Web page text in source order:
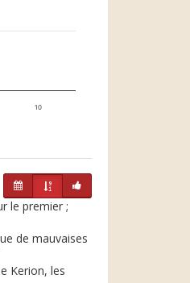
10
le premier ;
de mauvaises
Kerion, les